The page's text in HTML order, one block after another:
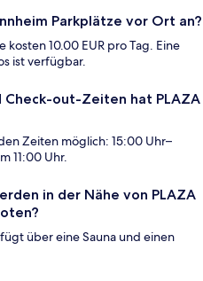
Parkplätze vor Ort an?
kosten 10.00 EUR pro Tag. Eine
ist verfügbar.
Check-out-Zeiten hat PLAZA
Zeiten möglich: 15:00 Uhr–
11:00 Uhr.
in der Nähe von PLAZA
über eine Sauna und einen